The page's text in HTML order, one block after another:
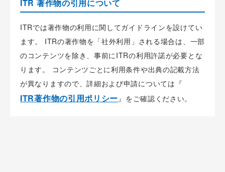
ITR 著作物の引用について
ITRでは著作物の利用に関してガイドラインを設けてい
ます。 ITRの著作物を「社外利用」される場合は、一部
のコンテンツを除き、事前にITRの利用許諾が必要とな
ります。 コンテンツごとに利用条件や出典の記載方法
が異なりますので、詳細および申請については『
ITR著作物の引用ポリシー 』をご確認ください。